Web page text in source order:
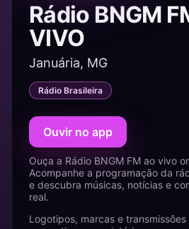
Rádio BNGM
VIVO
Januária, MG
Rádio Brasileira
Ouvir no app
Ouça a Rádio BNGM FM ao vivo
Acompanhe a programação da
e descubra músicas, notícias e
real.
Logotipos, marcas e